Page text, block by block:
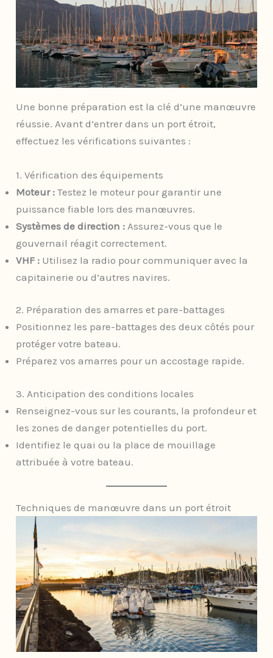
Une bonne préparation est la clé d’une manœuvre
réussie. Avant d’entrer dans un port étroit,
effectuez les vérifications suivantes :
1. Vérification des équipements
Moteur : Testez le moteur pour garantir une
puissance fiable lors des manœuvres.
Systèmes de direction : Assurez-vous que le
gouvernail réagit correctement.
VHF : Utilisez la radio pour communiquer avec la
capitainerie ou d’autres navires.
2. Préparation des amarres et pare-battages
Positionnez les pare-battages des deux côtés pour
protéger votre bateau.
Préparez vos amarres pour un accostage rapide.
3. Anticipation des conditions locales
Renseignez-vous sur les courants, la profondeur et
les zones de danger potentielles du port.
Identifiez le quai ou la place de mouillage
attribuée à votre bateau.
Techniques de manœuvre dans un port étroit